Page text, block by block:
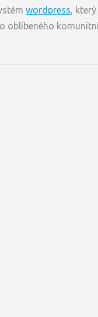
wordpress,
oblíbeného